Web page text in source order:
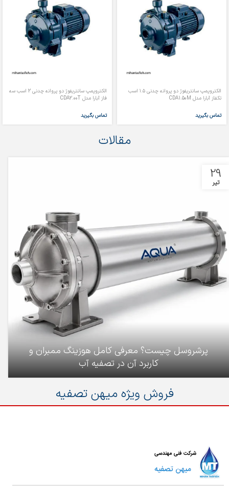
الکتروپمپ سانتریفوژ دو پروانه چدنی ۱.۵ اسب
تکفاز آبارا مدل CDA1.50M
تماس بگیرید
الکتروپمپ سانتریفوژ دو پروانه چدنی 2 اسب سه
فاز آبارا مدل CDA2.00T
تماس بگیرید
مقالات
29
تیر
پرشروسل چیست؟ معرفی کامل هوزینگ ممبران و
کاربرد آن در تصفیه آب
فروش ویژه میهن تصفیه